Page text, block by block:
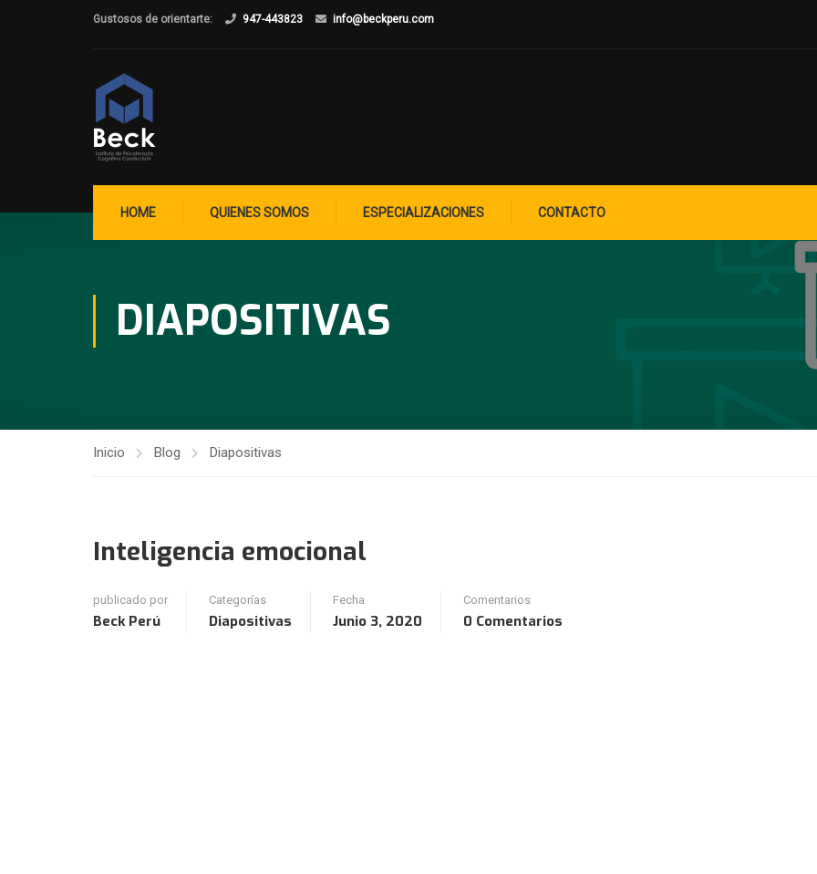
Gustosos de orientarte: 947-443823 info@beckperu.com
HOME QUIENES SOMOS ESPECIALIZACIONES CONTACTO
DIAPOSITIVAS
Inicio Blog Diapositivas
Inteligencia emocional
publicado por
Beck Perú
Categorías
Diapositivas
Fecha
Junio 3, 2020
Comentarios
0 Comentarios